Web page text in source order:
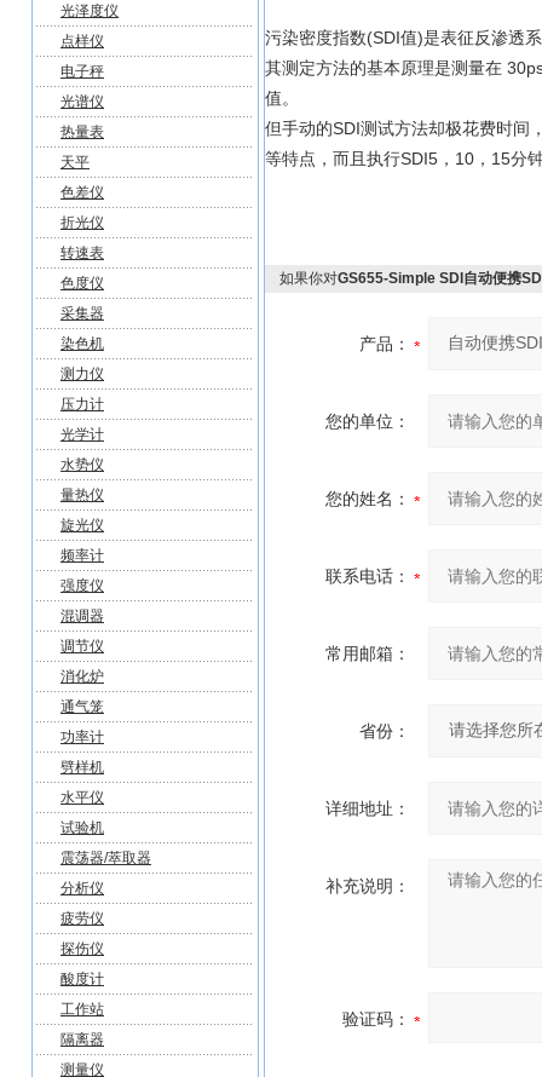
光泽度仪
点样仪
电子秤
光谱仪
热量表
天平
色差仪
折光仪
转速表
色度仪
采集器
染色机
测力仪
压力计
光学计
水势仪
量热仪
旋光仪
频率计
强度仪
混调器
调节仪
消化炉
通气笼
功率计
劈样机
水平仪
试验机
震荡器/萃取器
分析仪
疲劳仪
探伤仪
酸度计
工作站
隔离器
测量仪
污染密度指数(SDI值)是表征反渗透
其测定方法的基本原理是测量在
值。
但手动的SDI测试方法却极花费时间
等特点，而且执行SDI5，10，15分
如果你对GS655-Simple SDI自动便携
产品：
您的单位：
您的姓名：
联系电话：
常用邮箱：
省份：
详细地址：
补充说明：
验证码：